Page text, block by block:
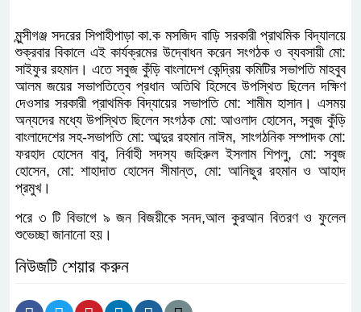
মুন্সীগঞ্জ সদরের সিপাহীপাড়া কা.ক মসজিদ বাড়ি সরকারী প্রাথমিক বিদ্যালয়ে
শুক্রবার বিকালে এই কার্যক্রমের উদ্বোধন করেন সংগঠক ও ব্যবসায়ী মো:
সাইফুর রহমান। এতে সবুজ কুঁড়ি বাংলাদেশ কেন্দ্রিয় কমিটির সভাপতি মাহবুব
আলম জয়ের সভাপতিত্বে প্রধান অতিথি হিসেবে উপস্থিত ছিলেন দক্ষিণ
দেওসার সরকারী প্রাথমিক বিদ্যায়ের সভাপতি মো: শামীম হাসান। এসময়
অন্যদের মধ্যে উপস্থিত ছিলেন সংগঠক মো: আওলাদ হোসেন, সবুজ কুঁড়ি
বাংলাদেশের সহ-সভাপতি মো: আব্দুর রহমান নাঈম, সাংগঠনিক সম্পাদক মো:
ফরহাদ হোসেন বাবু, নির্বাহী সদস্য জহিরুল ইসলাম শিপলু, মো: সবুজ
হোসেন, মো: শাহাদাত হোসেন সীমান্ত, মো: আনিছুর রহমান ও আহাদ
প্রমুখ।
পরে ৩ টি বিভাগে ৯ জন বিজয়ীকে সনদ,আল কুরআন বিতরণ ও ফুলেল
শুভেচ্ছা জানানো হয়।
নিউজটি শেয়ার করুন